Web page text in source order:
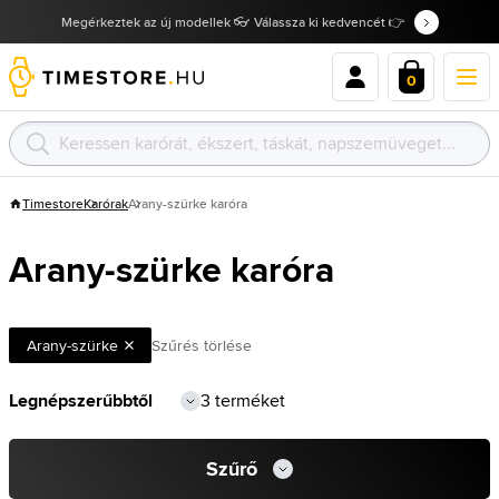
Megérkeztek az új modellek 👓 Válassza ki kedvencét 👉
0
TimestoreKarórakArany-szürke karóra
Arany-szürke karóra
Arany-szürke Szűrés törlése
3 terméket
Szűrő